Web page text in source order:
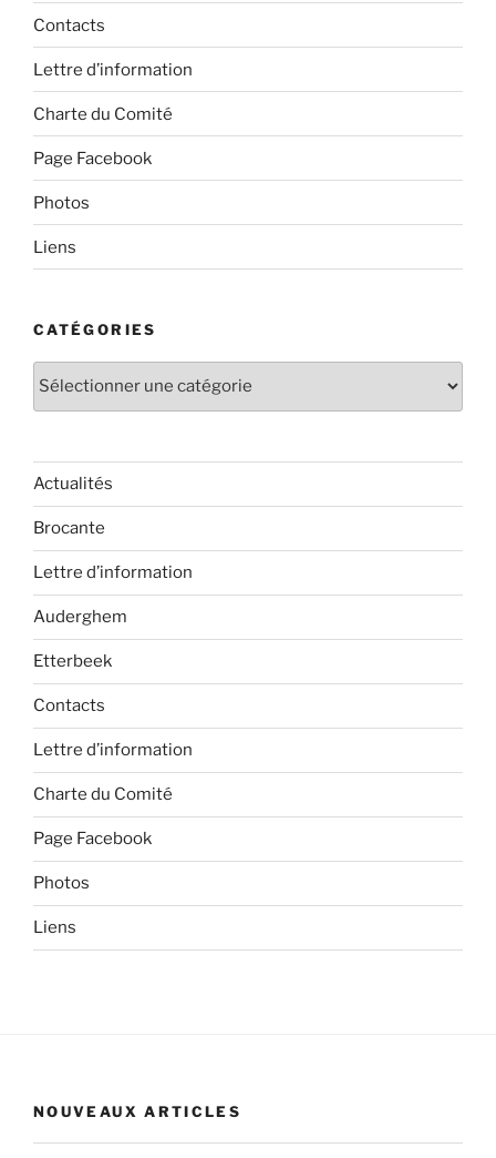
Contacts
Lettre d’information
Charte du Comité
Page Facebook
Photos
Liens
CATÉGORIES
Actualités
Brocante
Lettre d’information
Auderghem
Etterbeek
Contacts
Lettre d’information
Charte du Comité
Page Facebook
Photos
Liens
NOUVEAUX ARTICLES